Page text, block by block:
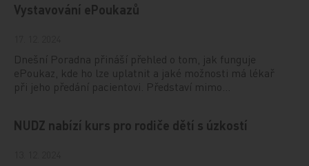
Vystavování ePoukazů
Dnešní Poradna přináší přehled o tom, jak funguje
ePoukaz, kde ho lze uplatnit a jaké možnosti má lékař
při jeho předání pacientovi. Představí mimo…
NUDZ nabízí kurs pro rodiče dětí s úzkostí